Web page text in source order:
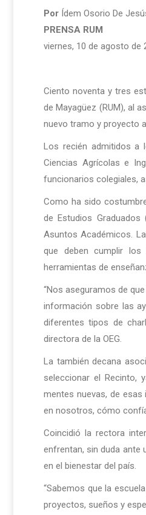
Por Ídem Osorio De
PRENSA RUM
viernes, 10 de agosto de
Ciento noventa y tres
de Mayagüez (RUM), al
nuevo tramo y proyecto
Los recién admitidos a
Ciencias Agrícolas e
funcionarios colegiales,
Como ha sido
de Estudios
Asuntos Académicos.
que deben cumplir
herramientas de
“Nos aseguramos de
información sobre las
diferentes tipos de
directora de la OEG.
La también decana
seleccionar el Recinto,
mentes nuevas, de
en nosotros, cómo confía
Coincidió la rectora
enfrentan, sin duda ante
en el bienestar del país.
“Sabemos que la
proyectos, sueños y